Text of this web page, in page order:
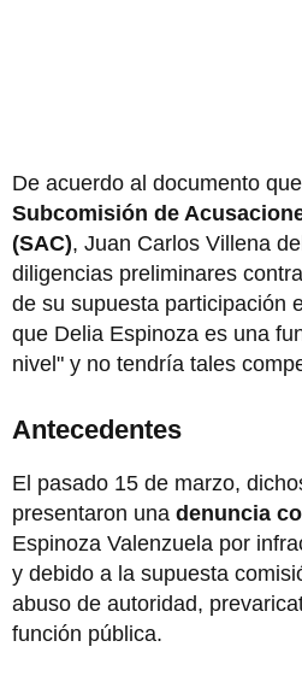
De acuerdo al documento
Subcomisión de
(SAC), Juan Carlos Villena
diligencias preliminares
de su supuesta participación
que Delia Espinoza es una
nivel" y no tendría tales
Antecedentes
El pasado 15 de marzo,
presentaron una denuncia
Espinoza Valenzuela por
y debido a la supuesta
abuso de autoridad,
función pública.